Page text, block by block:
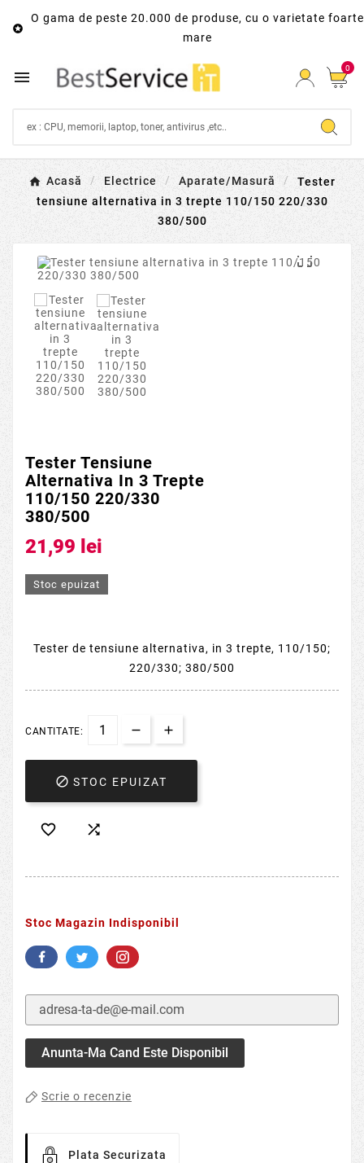

O gama de peste 20.000 de produse, cu o varietate foarte
mare
 0
Acasă Electrice Aparate/Masură
Tester
tensiune alternativa in 3 trepte 110/150 220/330
380/500

Tester Tensiune
Alternativa In 3 Trepte
110/150 220/330
380/500
21,99 lei
Stoc epuizat
Tester de tensiune alternativa, in 3 trepte, 110/150;
220/330; 380/500
CANTITATE:
 STOC EPUIZAT
 
Stoc Magazin Indisponibil
Anunta-Ma Cand Este Disponibil
Scrie o recenzie
Plata Securizata